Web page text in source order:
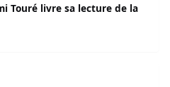
Touré livre sa lecture de la